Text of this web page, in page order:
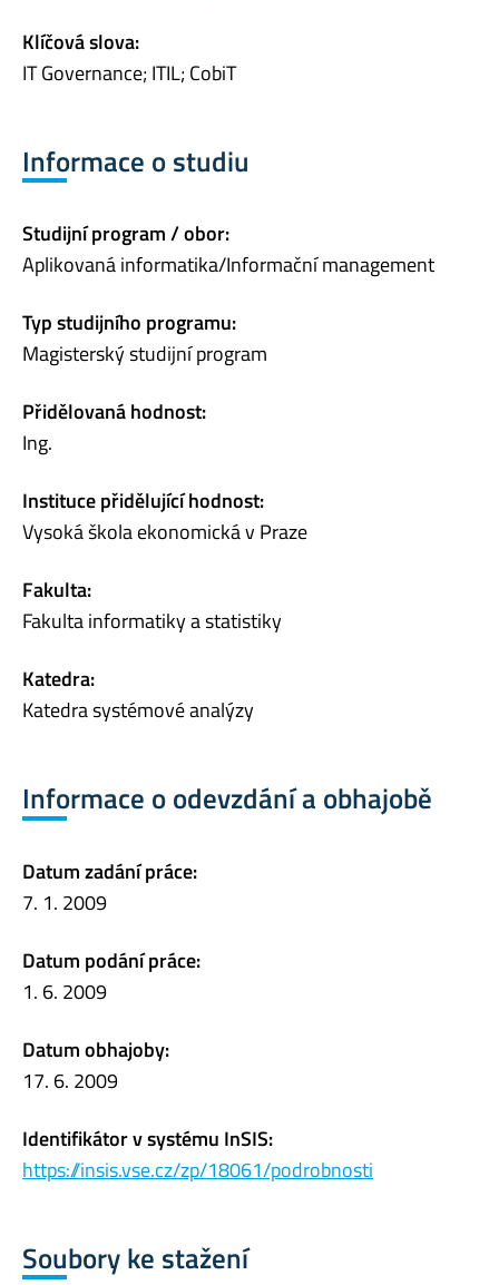
Klíčová slova:
IT Governance; ITIL; CobiT
Informace o studiu
Studijní program / obor:
Aplikovaná informatika/Informační management
Typ studijního programu:
Magisterský studijní program
Přidělovaná hodnost:
Ing.
Instituce přidělující hodnost:
Vysoká škola ekonomická v Praze
Fakulta:
Fakulta informatiky a statistiky
Katedra:
Katedra systémové analýzy
Informace o odevzdání a obhajobě
Datum zadání práce:
7. 1. 2009
Datum podání práce:
1. 6. 2009
Datum obhajoby:
17. 6. 2009
Identifikátor v systému InSIS:
https://insis.vse.cz/zp/18061/podrobnosti
Soubory ke stažení